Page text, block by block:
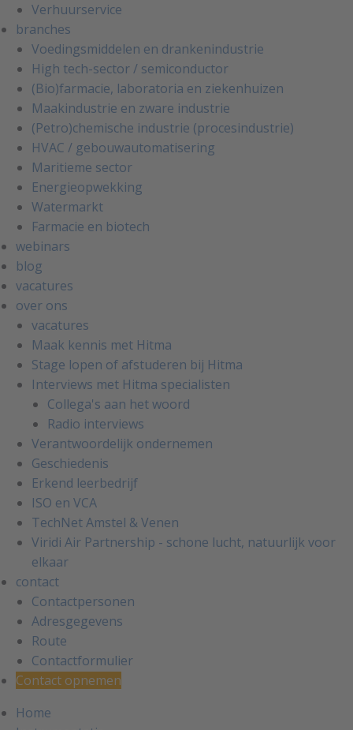
Verhuurservice
branches
Voedingsmiddelen en drankenindustrie
High tech-sector / semiconductor
(Bio)farmacie, laboratoria en ziekenhuizen
Maakindustrie en zware industrie
(Petro)chemische industrie (procesindustrie)
HVAC / gebouwautomatisering
Maritieme sector
Energieopwekking
Watermarkt
Farmacie en biotech
webinars
blog
vacatures
over ons
vacatures
Maak kennis met Hitma
Stage lopen of afstuderen bij Hitma
Interviews met Hitma specialisten
Collega's aan het woord
Radio interviews
Verantwoordelijk ondernemen
Geschiedenis
Erkend leerbedrijf
ISO en VCA
TechNet Amstel & Venen
Viridi Air Partnership - schone lucht, natuurlijk voor
elkaar
contact
Contactpersonen
Adresgegevens
Route
Contactformulier
Contact opnemen
Home